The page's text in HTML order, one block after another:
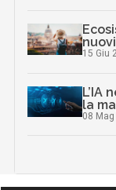
15 Giu
L’IA
la
08